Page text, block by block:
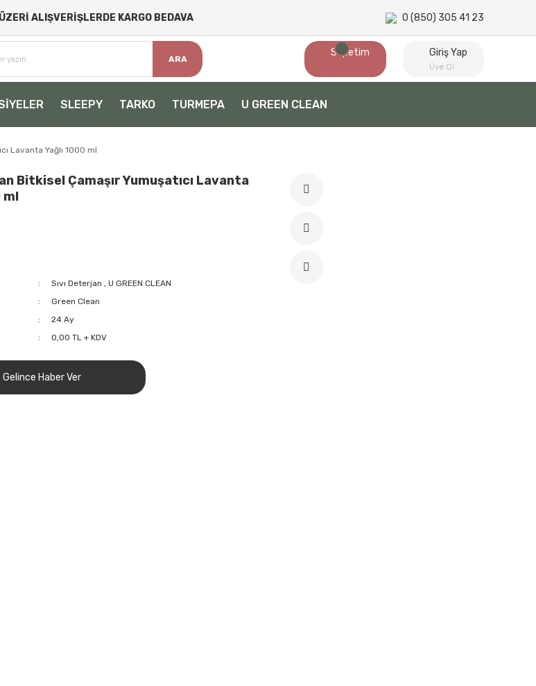
ALIŞVERİŞLERDE KARGO BEDAVA 0 (850) 305 41 23
ARA
Sepetim Giriş Yap
Üye Ol
SLEEPY TARKO TURMEPA U GREEN CLEAN
Lavanta Yağlı 1000 ml
Bitkisel Çamaşır Yumuşatıcı Lavanta
ml
Sıvı Deterjan ,U GREEN CLEAN
Green Clean
24 Ay
0,00 TL + KDV
Gelince Haber Ver